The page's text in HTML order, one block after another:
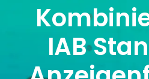
IAB